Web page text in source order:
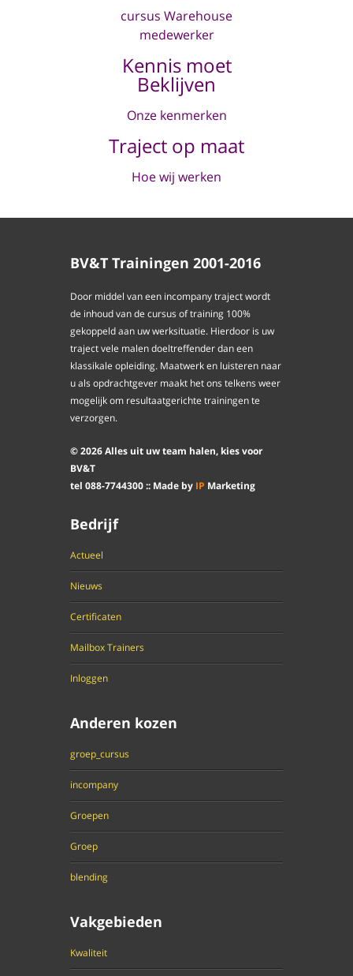
cursus Warehouse
medewerker
Kennis moet
Beklijven
Onze kenmerken
Traject op maat
Hoe wij werken
BV&T Trainingen 2001-2016
Door middel van een incompany traject wordt
de inhoud van de cursus of training 100%
gekoppeld aan uw werksituatie. Hierdoor is uw
traject vele malen doeltreffender dan een
klassikale opleiding. Maatwerk en luisteren naar
u als opdrachtgever maakt het ons telkens weer
mogelijk om resultaatgerichte trainingen te
verzorgen.
©2026Alles uit uw team halen, kies voor
BV&T
tel 088-7744300:: Made by IP Marketing
Bedrijf
Actueel
Nieuws
Certificaten
Mailbox Trainers
Inloggen
Anderen kozen
groep_cursus
incompany
Groepen
Groep
blending
Vakgebieden
Kwaliteit